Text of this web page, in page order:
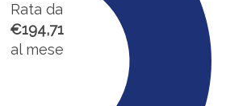
Rata da
€194,71
al mese